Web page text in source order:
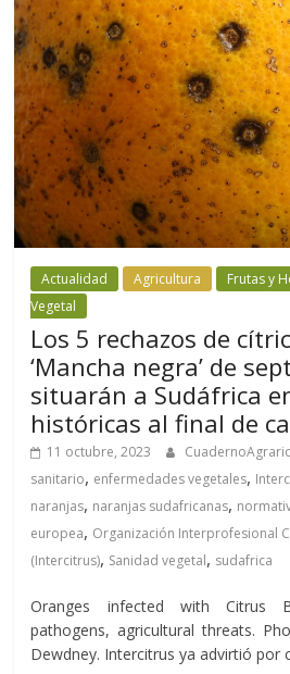
Actualidad Agricultura Frutas y
Vegetal
Los 5 rechazos de
‘Mancha negra’ de
situarán a Sudáfrica
históricas al final de
11 octubre, 2023
sanitario, enfermedades vegetales,
naranjas, naranjas sudafricanas,
europea, Organización Interprofesional
(Intercitrus), Sanidad vegetal, sudafrica
Oranges infected with Citrus
pathogens, agricultural threats.
Dewdney. Intercitrus ya advirtió por